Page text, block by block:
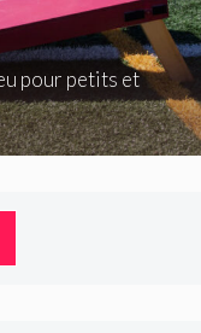
pour petits et